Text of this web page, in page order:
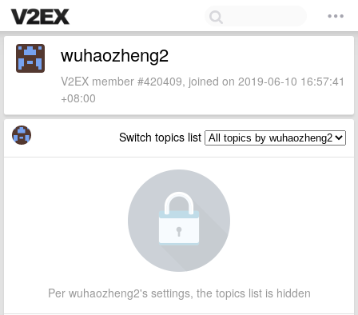
wuhaozheng2
V2EX member #420409, joined on 2019-06-10 16:57:41
+08:00
Switch topics list
Per wuhaozheng2's settings, the topics list is hidden